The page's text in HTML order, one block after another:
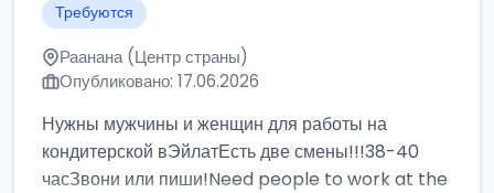
Требуются
Раанана (Центр страны)
Опубликовано: 17.06.2026
Нужны мужчины и женщин для работы на
кондитерской вЭйлатЕсть две смены!!!38-40
часЗвони или пиши!Need people to work at the